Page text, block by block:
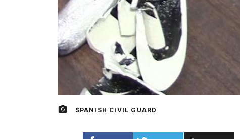
SPANISH CIVIL GUARD